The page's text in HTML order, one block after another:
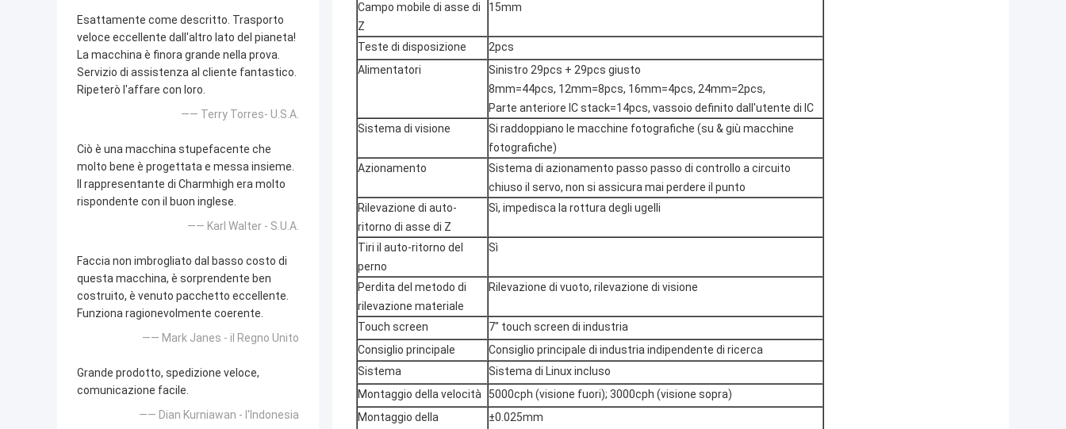
Esattamente come descritto. Trasporto
veloce eccellente dall'altro lato del pianeta!
La macchina è finora grande nella prova.
Servizio di assistenza al cliente fantastico.
Ripeterò l'affare con loro.
—— Terry Torres- U.S.A.
Ciò è una macchina stupefacente che
molto bene è progettata e messa insieme.
Il rappresentante di Charmhigh era molto
rispondente con il buon inglese.
—— Karl Walter - S.U.A.
Faccia non imbrogliato dal basso costo di
questa macchina, è sorprendente ben
costruito, è venuto pacchetto eccellente.
Funziona ragionevolmente coerente.
—— Mark Janes - il Regno Unito
Grande prodotto, spedizione veloce,
comunicazione facile.
—— Dian Kurniawan - l'Indonesia
Campo mobile di asse di
Z
15mm
Teste di disposizione
2pcs
Alimentatori
Sinistro 29pcs + 29pcs giusto
8mm=44pcs, 12mm=8pcs, 16mm=4pcs, 24mm=2pcs,
Parte anteriore IC stack=14pcs, vassoio definito dall'utente di IC
Sistema di visione
Si raddoppiano le macchine fotografiche (su & giù macchine
fotografiche)
Azionamento
Sistema di azionamento passo passo di controllo a circuito
chiuso il servo, non si assicura mai perdere il punto
Rilevazione di auto-
ritorno di asse di Z
Sì, impedisca la rottura degli ugelli
Tiri il auto-ritorno del
perno
Sì
Perdita del metodo di
rilevazione materiale
Rilevazione di vuoto, rilevazione di visione
Touch screen
7" touch screen di industria
Consiglio principale
Consiglio principale di industria indipendente di ricerca
Sistema
Sistema di Linux incluso
Montaggio della velocità
5000cph (visione fuori); 3000cph (visione sopra)
Montaggio della
±0.025mm